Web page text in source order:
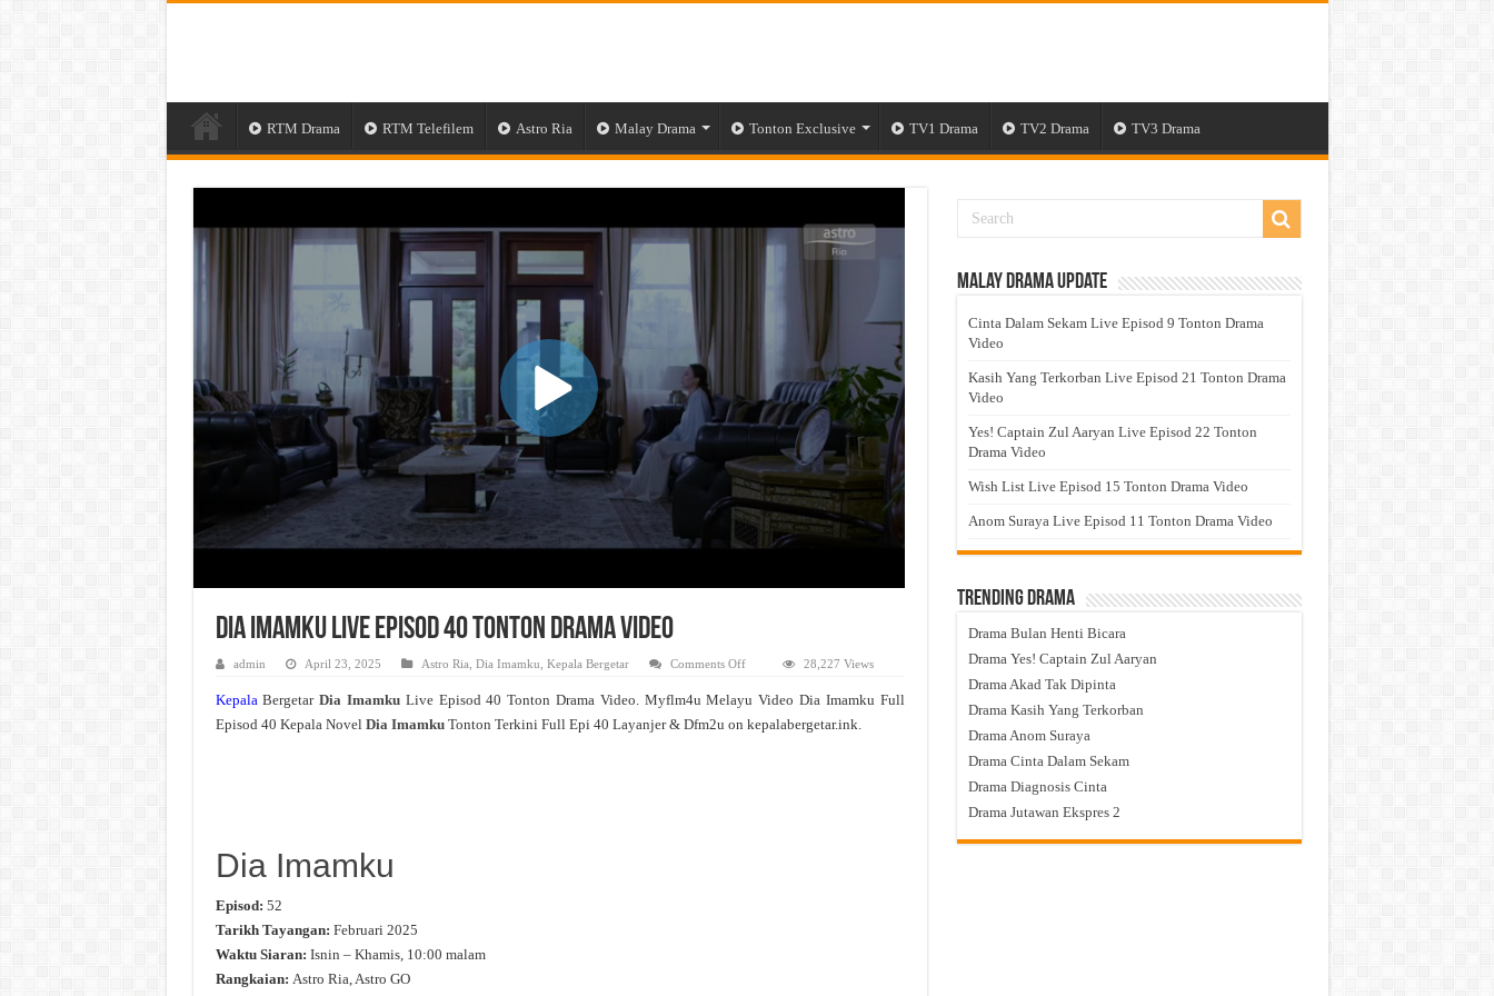
RTM Drama RTM Telefilem Astro Ria Malay Drama Tonton Exclusive TV1 Drama TV2 Drama TV3 Drama
Dia Imamku Live Episod 40 Tonton Drama Video
admin April 23, 2025 Astro Ria Dia Imamku Kepala Bergetar Comments Offon
Live
40
28,227 Views
KepalaBergetarDia Imamku Live Episod 40 Tonton Drama Video. Myflm4u Melayu Video Dia Imamku Full
Episod 40 Kepala NovelDia Imamku Tonton Terkini Full Epi 40 Layanjer & Dfm2u on kepalabergetar.ink.
Dia Imamku
Episod: 52
Tarikh Tayangan: Februari 2025
Waktu Siaran: Isnin – Khamis, 10:00 malam
Rangkaian: Astro Ria, Astro GO
Malay Drama Update
Cinta Dalam Sekam Live Episod 9 Tonton Drama
Video
Kasih Yang Terkorban Live Episod 21 Tonton Drama
Video
Yes! Captain Zul Aaryan Live Episod 22 Tonton
Drama Video
Wish List Live Episod 15 Tonton Drama Video
Anom Suraya Live Episod 11 Tonton Drama Video
Trending Drama
Drama Bulan Henti Bicara
Drama Yes! Captain Zul Aaryan
Drama Akad Tak Dipinta
Drama Kasih Yang Terkorban
Drama Anom Suraya
Drama Cinta Dalam Sekam
Drama Diagnosis Cinta
Drama Jutawan Ekspres 2